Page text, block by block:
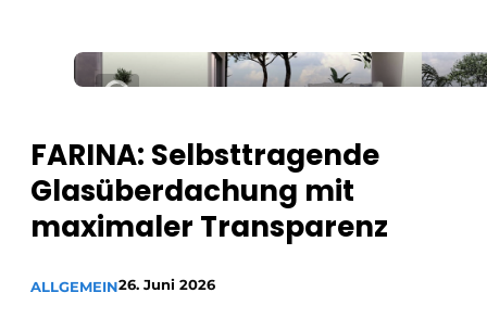
FARINA: Selbsttragende
Glasüberdachung mit
maximaler Transparenz
ALLGEMEIN26. Juni 2026